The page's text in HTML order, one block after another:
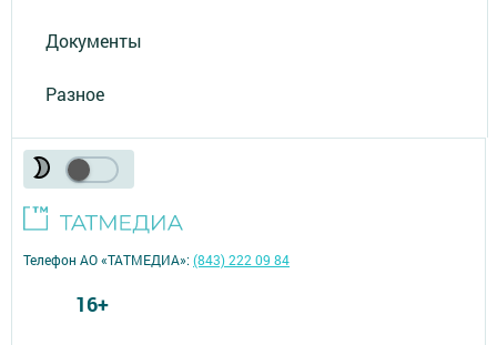
Документы
Разное
Телефон АО «ТАТМЕДИА»:(843) 222 09 84
16+